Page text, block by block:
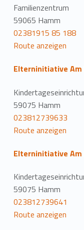
Familienzentrum
59065 Hamm
02381915 85 188
Route anzeigen
Elterninitiative Am
59075 Hamm
023812739633
Route anzeigen
Elterninitiative Am
59075 Hamm
023812739641
Route anzeigen